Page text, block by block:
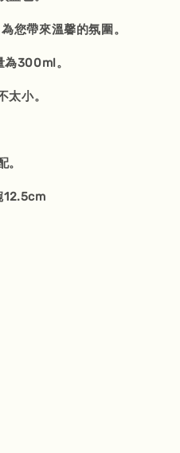
您帶來溫馨的氛圍。
300ml。
太小。
。
12.5cm